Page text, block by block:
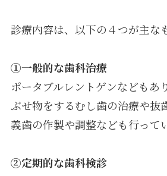
診療内容は、以下の４つが主な
①一般的な歯科治療
ポータブルレントゲンなどもあ
ぶせ物をするむし歯の治療や抜
義歯の作製や調整なども行って
②定期的な歯科検診